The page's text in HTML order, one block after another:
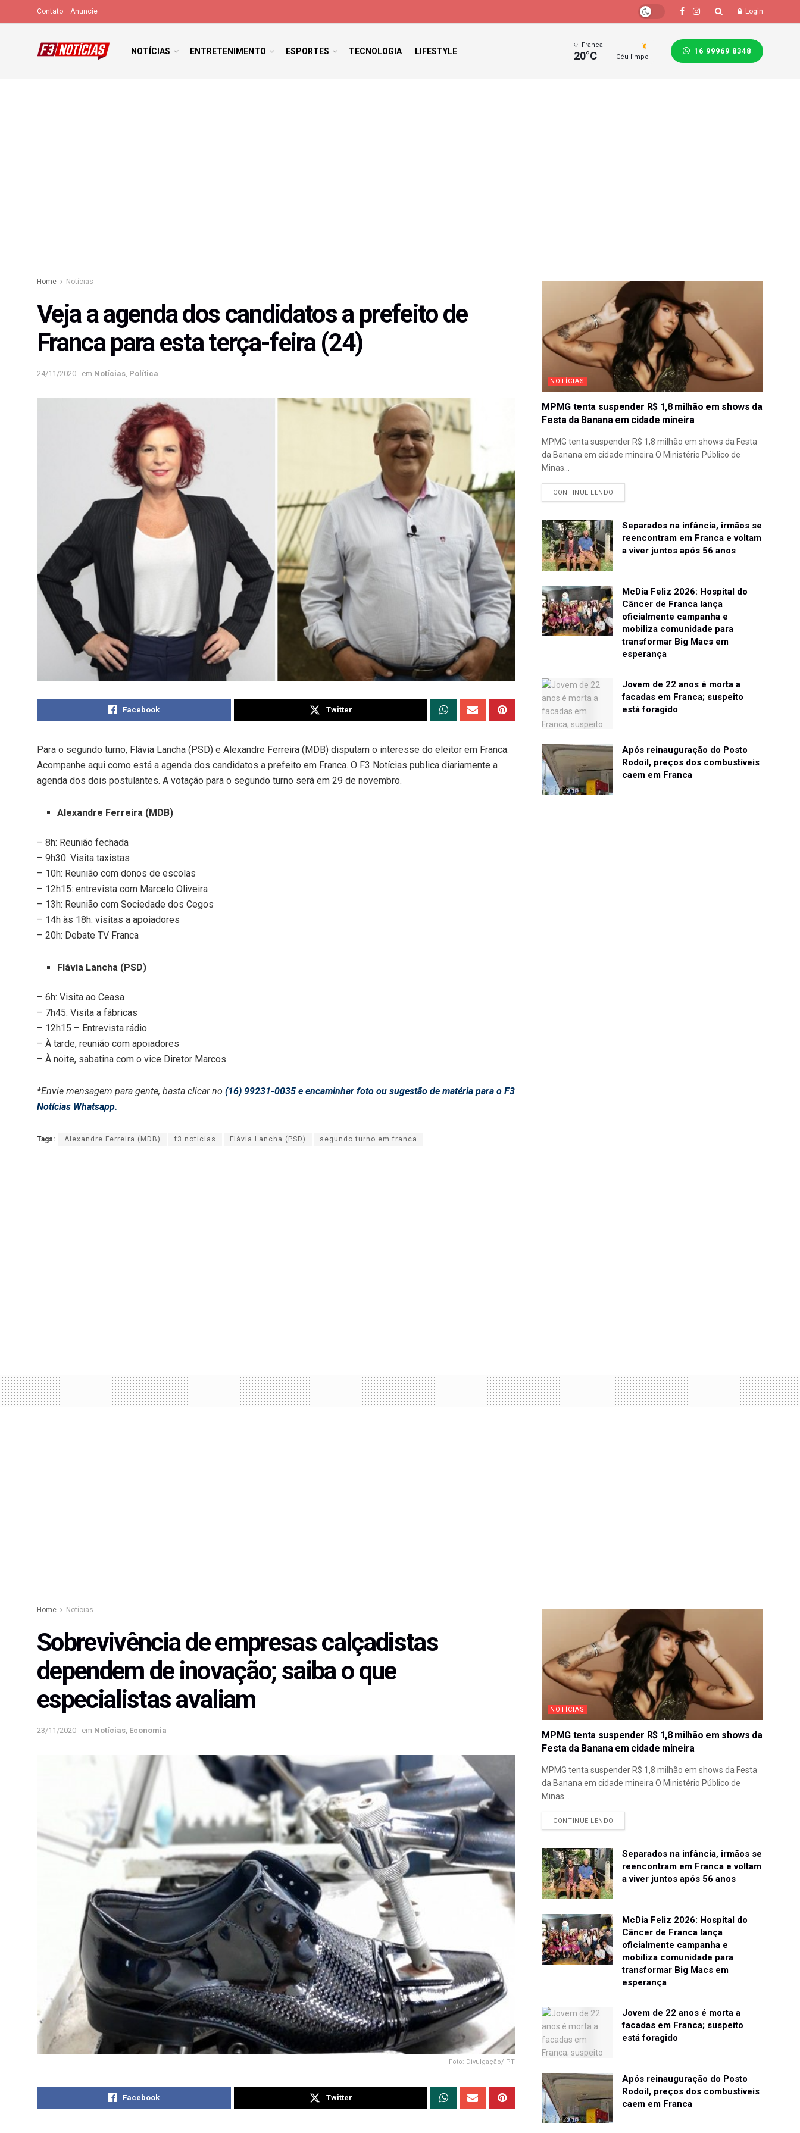
Contato Anuncie Login
NOTÍCIAS ENTRETENIMENTO ESPORTES TECNOLOGIA LIFESTYLE
Franca
20°C Céu limpo
16 99969 8348
Home Notícias
Veja a agenda dos candidatos a prefeito de
Franca para esta terça-feira (24)
24/11/2020 em Notícias Política
Facebook Twitter
Para o segundo turno, Flávia Lancha (PSD) e Alexandre Ferreira (MDB) disputam o interesse do eleitor em Franca.
Acompanhe aqui como está a agenda dos candidatos a prefeito em Franca. O F3 Notícias publica diariamente a
agenda dos dois postulantes. A votação para o segundo turno será em 29 de novembro.
Alexandre Ferreira (MDB)
– 8h: Reunião fechada
– 9h30: Visita taxistas
– 10h: Reunião com donos de escolas
– 12h15: entrevista com Marcelo Oliveira
– 13h: Reunião com Sociedade dos Cegos
– 14h às 18h: visitas a apoiadores
– 20h: Debate TV Franca
Flávia Lancha (PSD)
– 6h: Visita ao Ceasa
– 7h45: Visita a fábricas
– 12h15 – Entrevista rádio
– À tarde, reunião com apoiadores
– À noite, sabatina com o vice Diretor Marcos
*Envie mensagem para gente, basta clicar no (16) 99231-0035 e encaminhar foto ou sugestão de matéria para o F3
Notícias Whatsapp.
Tags: Alexandre Ferreira (MDB) f3 noticias Flávia Lancha (PSD) segundo turno em franca
NOTÍCIAS
MPMG tenta suspender R$ 1,8 milhão em shows da
Festa da Banana em cidade mineira
MPMG tenta suspender R$ 1,8 milhão em shows da Festa
da Banana em cidade mineira O Ministério Público de
Minas...
CONTINUE LENDO
Separados na infância, irmãos se
reencontram em Franca e voltam
a viver juntos após 56 anos
McDia Feliz 2026: Hospital do
Câncer de Franca lança
oficialmente campanha e
mobiliza comunidade para
transformar Big Macs em
esperança
Jovem de 22 anos é morta a
facadas em Franca; suspeito
está foragido
Após reinauguração do Posto
Rodoil, preços dos combustíveis
caem em Franca
Home Notícias
Sobrevivência de empresas calçadistas
dependem de inovação; saiba o que
especialistas avaliam
23/11/2020 em Notícias Economia
Foto: Divulgação/IPT
Facebook Twitter
NOTÍCIAS
MPMG tenta suspender R$ 1,8 milhão em shows da
Festa da Banana em cidade mineira
MPMG tenta suspender R$ 1,8 milhão em shows da Festa
da Banana em cidade mineira O Ministério Público de
Minas...
CONTINUE LENDO
Separados na infância, irmãos se
reencontram em Franca e voltam
a viver juntos após 56 anos
McDia Feliz 2026: Hospital do
Câncer de Franca lança
oficialmente campanha e
mobiliza comunidade para
transformar Big Macs em
esperança
Jovem de 22 anos é morta a
facadas em Franca; suspeito
está foragido
Após reinauguração do Posto
Rodoil, preços dos combustíveis
caem em Franca